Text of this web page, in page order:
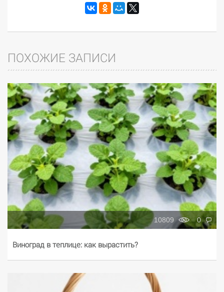
ПОХОЖИЕ ЗАПИСИ
0
10809
Виноград в теплице: как вырастить?